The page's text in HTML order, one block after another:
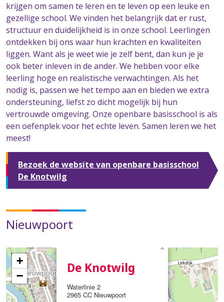
krijgen om samen te leren en te leven op een leuke en
gezellige school. We vinden het belangrijk dat er rust,
structuur en duidelijkheid is in onze school. Leerlingen
ontdekken bij ons waar hun krachten en kwaliteiten
liggen. Want als je weet wie je zelf bent, dan kun je je
ook beter inleven in de ander. We hebben voor elke
leerling hoge en realistische verwachtingen. Als het
nodig is, passen we het tempo aan en bieden we extra
ondersteuning, liefst zo dicht mogelijk bij hun
vertrouwde omgeving. Onze openbare basisschool is als
een oefenplek voor het echte leven. Samen leren we het
meest!
Bezoek de website van openbare basisschool
De Knotwilg
Nieuwpoort
De Knotwilg
Waterlinie 2
2965 CC Nieuwpoort
×
+
−